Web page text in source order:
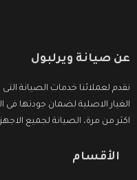
عن صيانة ويرلبول
نقدم لعملائنا خدمات الصيانة
الغيار الاصلية لضمان جودتها
اكثر من مرة، الصيانة لجميع
الأقسام